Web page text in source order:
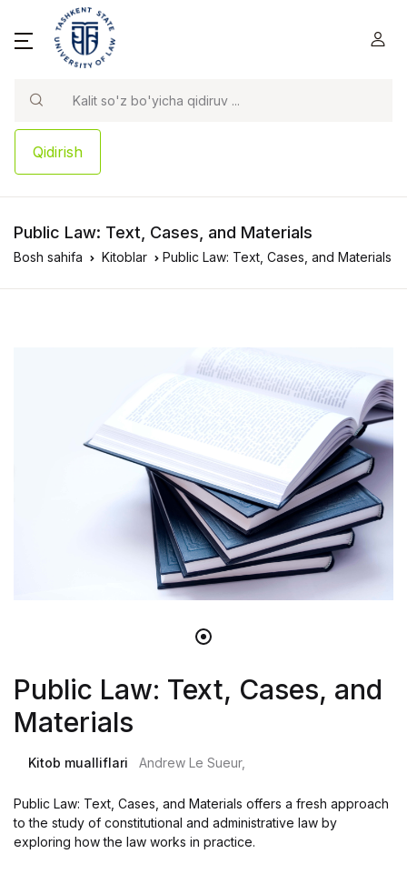
Qidirish
Public Law: Text, Cases, and Materials
Bosh sahifa Kitoblar Public Law: Text, Cases, and Materials
Public Law: Text, Cases, and
Materials
Kitob mualliflari Andrew Le Sueur,
Public Law: Text, Cases, and Materials offers a fresh approach
to the study of constitutional and administrative law by
exploring how the law works in practice.